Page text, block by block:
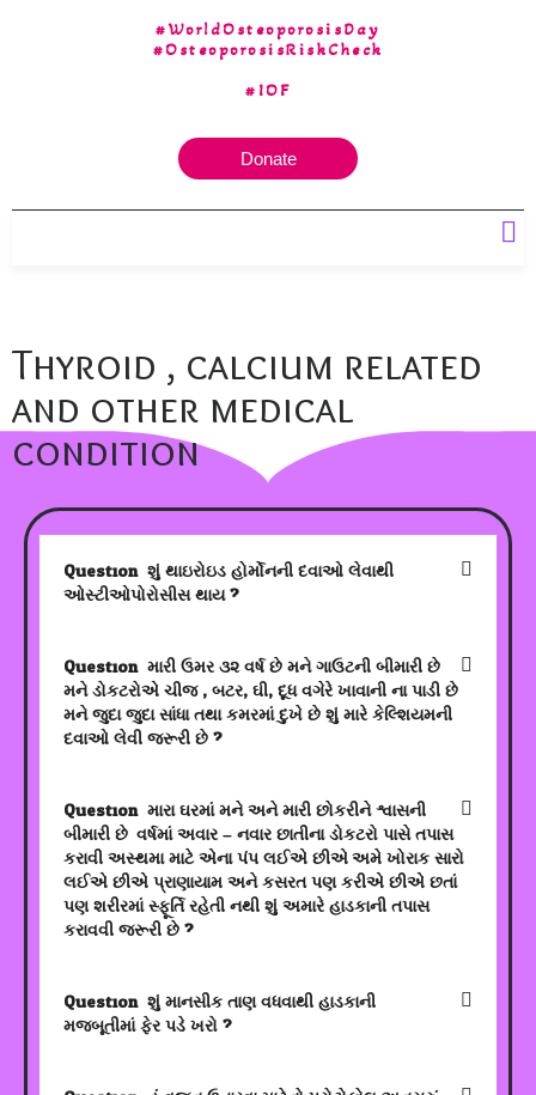
#WorldOsteoporosisDay
#OsteoporosisRiskCheck
#IOF
Donate
Thyroid , calcium related
and other medical
condition
Question: શું થાઇરોઇડ હોર્મોનની દવાઓ લેવાથી
ઓસ્ટીઓપોરોસીસ થાય ?
Question: મારી ઉમર ૩૨ વર્ષ છે મને ગાઉટની બીમારી છે
મને ડોકટરોએ ચીજ , બટર, ઘી, દૂધ વગેરે ખાવાની ના પાડી છે.
મને જુદા જુદા સાંધા તથા કમરમાં દુખે છે શું મારે કેલ્શિયમની
દવાઓ લેવી જરૂરી છે ?
Question: મારા ઘરમાં મને અને મારી છોકરીને શ્વાસની
બીમારી છે. વર્ષમાં અવાર – નવાર છાતીના ડોકટરો પાસે તપાસ
કરાવી અસ્થમા માટે એના પંપ લઈએ છીએ.અમે ખોરાક સારો
લઈએ છીએ પ્રાણાયામ અને કસરત પણ કરીએ છીએ છતાં
પણ શરીરમાં સ્ફૂર્તિ રહેતી નથી શું અમારે હાડકાની તપાસ
કરાવવી જરૂરી છે ?
Question: શું માનસીક તાણ વધવાથી હાડકાની
મજબૂતીમાં ફેર પડે ખરો ?